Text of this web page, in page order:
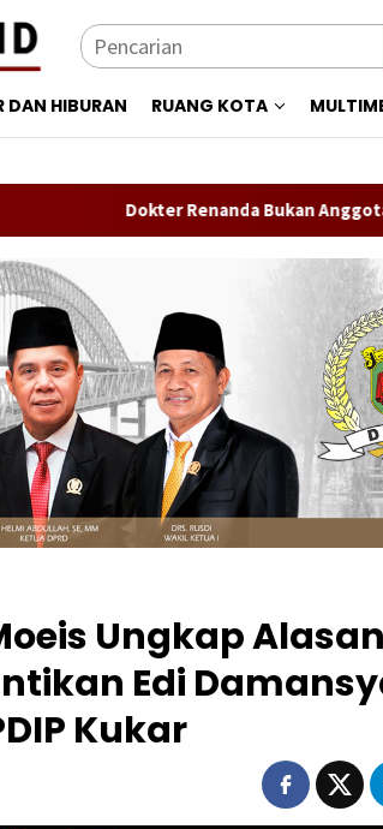
DAN HIBURAN RUANG KOTA
Dokter Renanda Bukan Anggota IDI Samarinda
Ungkap Alasan
Edi
Kukar